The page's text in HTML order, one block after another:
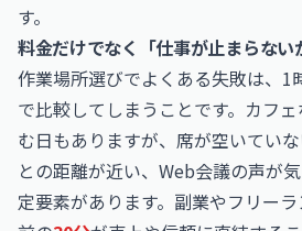
す。
料金だけでなく「仕事が止まらない
作業場所選びでよくある失敗は、1
で比較してしまうことです。カフ
む日もありますが、席が空いてい
との距離が近い、Web会議の声が
定要素があります。副業やフリー